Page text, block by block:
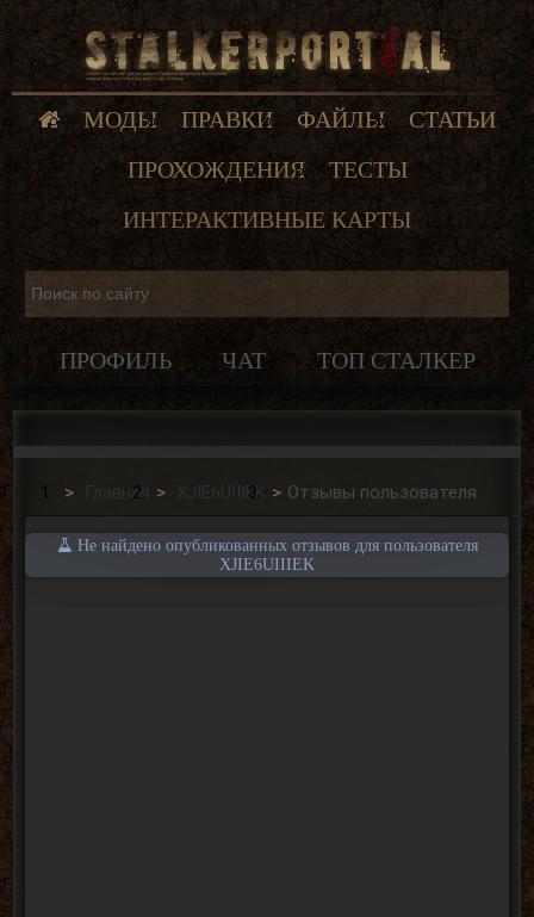
МОДЫ ПРАВКИ ФАЙЛЫ
СТАТЬИ
ПРОХОЖДЕНИЯ
ТЕСТЫ
ИНТЕРАКТИВНЫЕ КАРТЫ
ПРОФИЛЬ ЧАТ ТОП СТАЛКЕР
Главная XJIE6UIIIEK Отзывы пользователя
Не найдено опубликованных отзывов для пользователя
XJIE6UIIIEK